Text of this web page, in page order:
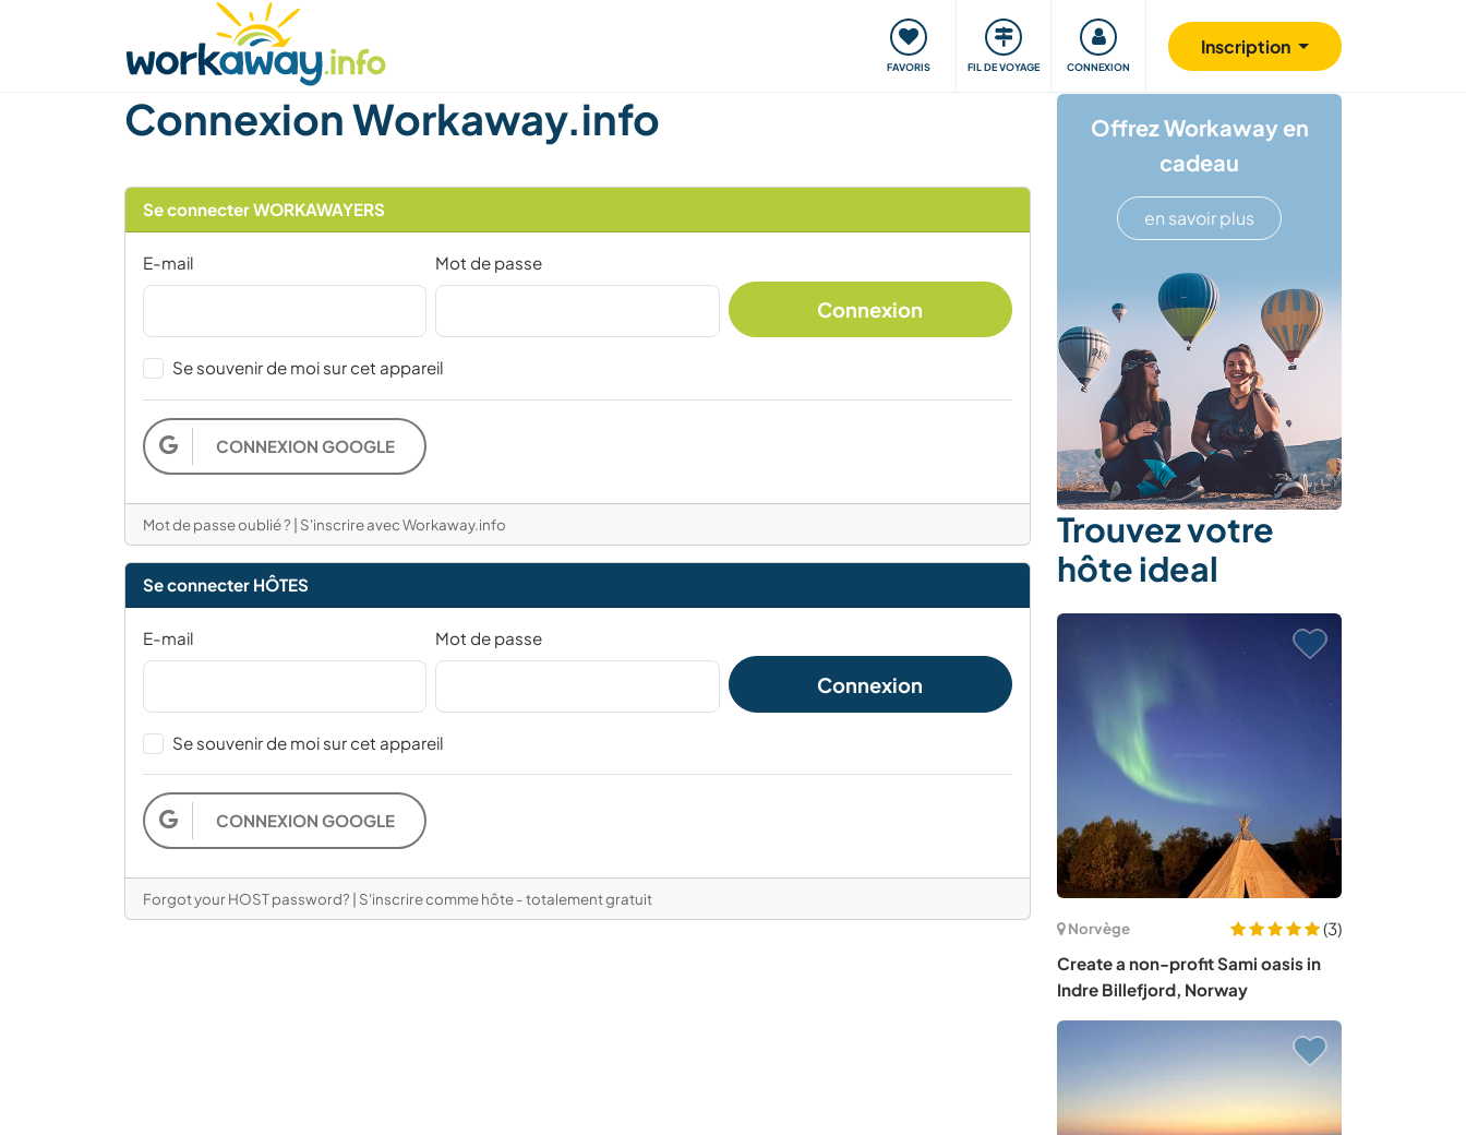
FAVORIS FIL DE VOYAGE CONNEXION
Inscription
Trouver hôte Covoyager Voyager, apprendre Communauté S'impliquer Sécurité
Connexion Workaway.info
Se connecter WORKAWAYERS
E-mail Mot de passe
Connexion
Se souvenir de moi sur cet appareil
CONNEXION GOOGLE
Mot de passe oublié ? | S'inscrire avec Workaway.info
Se connecter HÔTES
E-mail Mot de passe
Connexion
Se souvenir de moi sur cet appareil
CONNEXION GOOGLE
Forgot your HOST password? | S'inscrire comme hôte - totalement gratuit
Offrez Workaway en
cadeau
en savoir plus
Trouvez votre
hôte ideal
Norvège
(3)
Create a non-profit Sami oasis in
Indre Billefjord, Norway